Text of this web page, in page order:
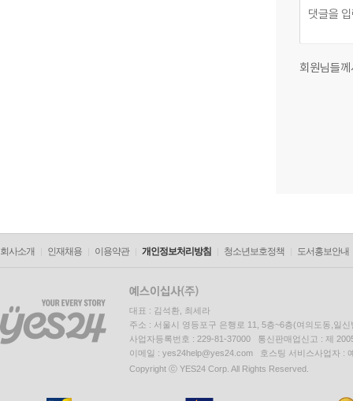
회원님들
회사소개 인재채용 이용약관 개인정보처리방침 청소년보호정책 도서홍보안내
대표 : 김석환, 최세라
주소 : 서울시 영등포구 은행로 11, 5층~6층(여의도동,일신
사업자등록번호 : 229-81-37000 통신판매업신고 : 제
이메일 : yes24help@yes24.com 호스팅 서비스사업자 :
Copyright ⓒ YES24 Corp. All Rights Reserved.